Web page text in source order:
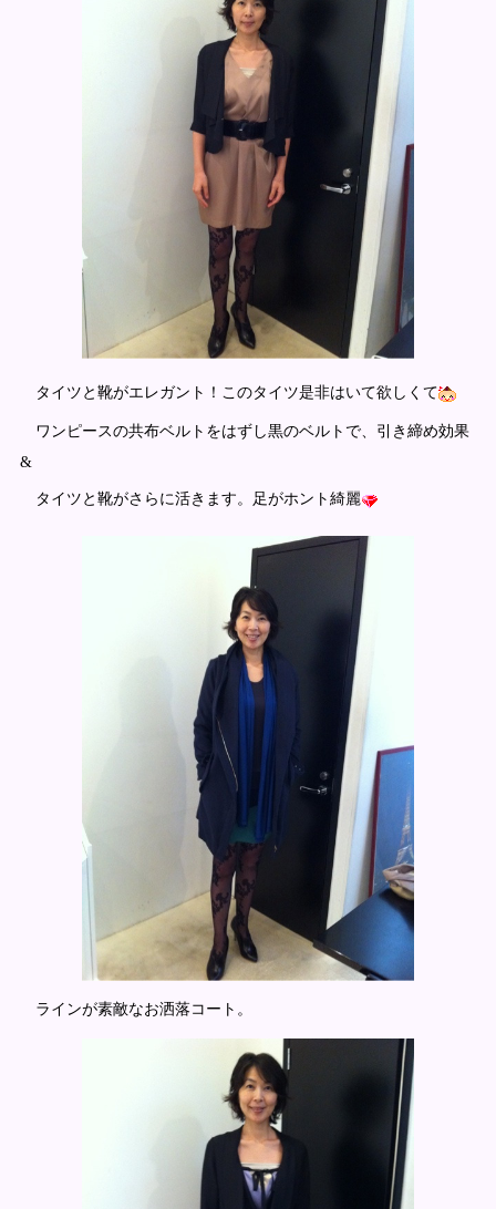
タイツと靴がエレガント！このタイツ是非はいて欲しくて
ワンピースの共布ベルトをはずし黒のベルトで、引き締め効果
&
タイツと靴がさらに活きます。足がホント綺麗
ラインが素敵なお洒落コート。